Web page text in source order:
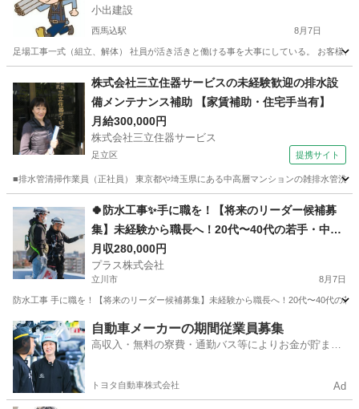
小出建設
西馬込駅 8月7日
足場工事一式（組立、解体） 社員が活き活きと働ける事を大事にしている。 お客様
西馬込駅 鳶職
株式会社三立住器サービスの未経験歓迎の排水設
備メンテナンス補助 【家賃補助・住宅手当有】
月給300,000円
株式会社三立住器サービス
足立区 提携サイト
■排水管清掃作業員（正社員） 東京都や埼玉県にある中高層マンションの雑排水管洗
その他
🍀防水工事✨手に職を！【将来のリーダー候補募
集】未経験から職長へ！20代〜40代の若手・中堅
が主役の職場です✨
月収280,000円
プラス株式会社
立川市 8月7日
防水工事 手に職を！【将来のリーダー候補募集】未経験から職長へ！20代〜40代の
東京 立川市 その他 未経験
自動車メーカーの期間従業員募集
高収入・無料の寮費・通勤バス等によりお金が貯まり
トヨタ自動車株式会社 Ad